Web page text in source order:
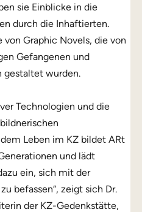
sie Einblicke in die
durch die Inhaftierten.
Graphic Novels, die von
Gefangenen und
gestaltet wurden.
Technologien und die
Leben im KZ bildet ARt
und lädt
ein, sich mit der
befassen“, zeigt sich Dr.
der KZ-Gedenkstätte,